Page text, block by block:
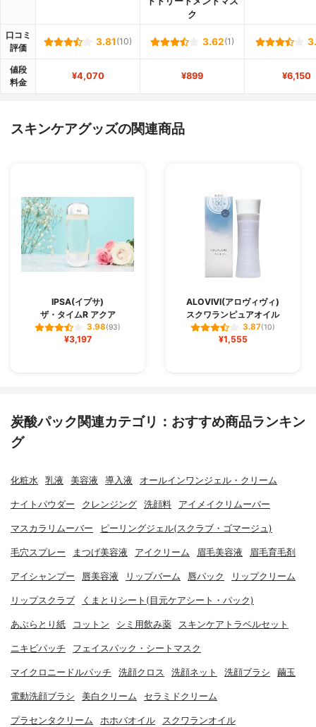
ク
口コミ
評価
3.81 (10) 3.62(1)
値段
料金
¥4,070 ¥899 ¥6,150
スキンケアグッズの関連商品
IPSA(イプサ)
ザ・タイムR アクア
3.98(93)
¥3,197
ALOVIVI(アロヴィヴィ)
スクワランピュアオイル
3.87(10)
¥1,555
炭酸パック関連カテゴリ：おすすめ商品ランキン
グ
化粧水 乳液 美容液 導入液 オールインワンジェル・クリーム
ナイトパウダー クレンジング 洗顔料 アイメイクリムーバー
マスカラリムーバー ピーリングジェル(スクラブ・ゴマージュ)
毛穴スプレー まつげ美容液 アイクリーム 眉毛美容液 眉毛育毛剤
アイシャンプー 唇美容液 リップバーム 唇パック リップクリーム
リップスクラブ くまとりシート(目元ケアシート・パック)
あぶらとり紙 コットン シミ用飲み薬 スキンケアトラベルセット
ニキビパッチ フェイスパック・シートマスク
マイクロニードルパッチ 洗顔クロス 洗顔ネット 洗顔ブラシ 繭玉
電動洗顔ブラシ 美白クリーム セラミドクリーム
プラセンタクリーム ホホバオイル スクワランオイル